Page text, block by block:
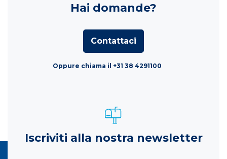
Hai domande?
Contattaci
Oppure chiama il +31 38 4291100
Iscriviti alla nostra newsletter